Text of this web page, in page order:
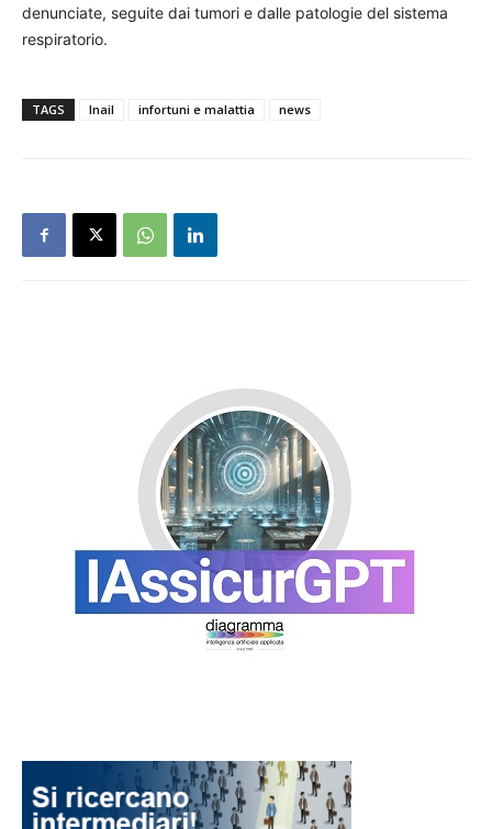
denunciate, seguite dai tumori e dalle patologie del sistema
respiratorio.
TAGS Inail infortuni e malattia news